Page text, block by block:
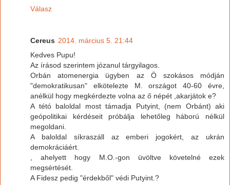
Válasz
Cereus 2014. március 5. 21:44
Kedves Pupu!
Az írásod szerintem józanul tárgyilagos.
Orbán atomenergia ügyben az Ö szokásos módján
"demokratikusan" elkötelezte M. országot 40-60 évre,
anélkül hogy megkérdezte volna az ő népét ,akarjátok e?
A tétó baloldal most támadja Putyint, (nem Orbánt) aki
geópolitikai kérdéseit próbálja lehetőleg háború nélkül
megoldani.
A baloldal síkraszáll az emberi jogokért, az ukrán
demokráciáért.
, ahelyett hogy M.O.-gon üvöltve követelné ezek
megsértését.
A Fidesz pedig "érdekből" védi Putyint.?